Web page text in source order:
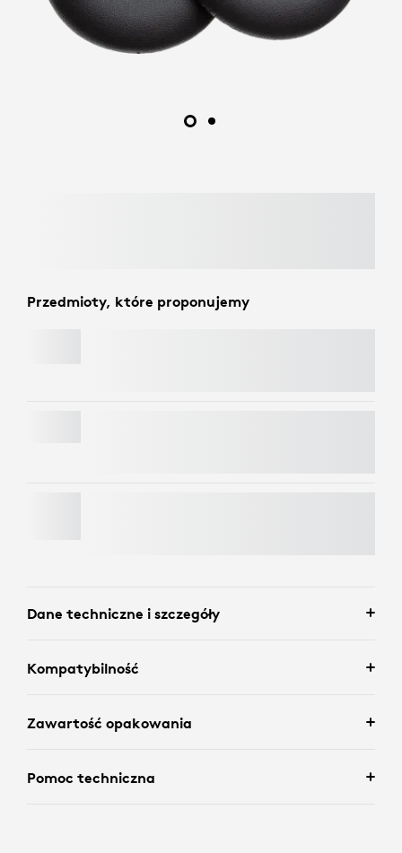
Przedmioty, które proponujemy
Dane techniczne i szczegóły
Kompatybilność
Zawartość opakowania
Pomoc techniczna